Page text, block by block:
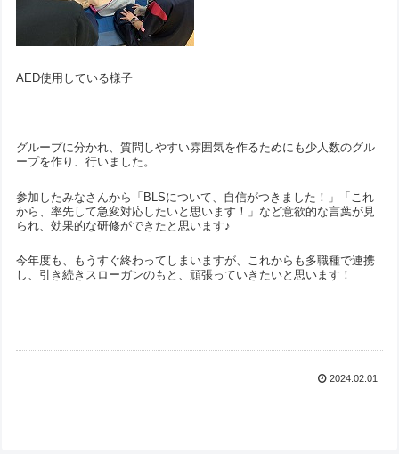
AED使用している様子
グループに分かれ、質問しやすい雰囲気を作るためにも少人数のグル
ープを作り、行いました。
参加したみなさんから「BLSについて、自信がつきました！」「これ
から、率先して急変対応したいと思います！」など意欲的な言葉が見
られ、効果的な研修ができたと思います♪
今年度も、もうすぐ終わってしまいますが、これからも多職種で連携
し、引き続きスローガンのもと、頑張っていきたいと思います！
2024.02.01